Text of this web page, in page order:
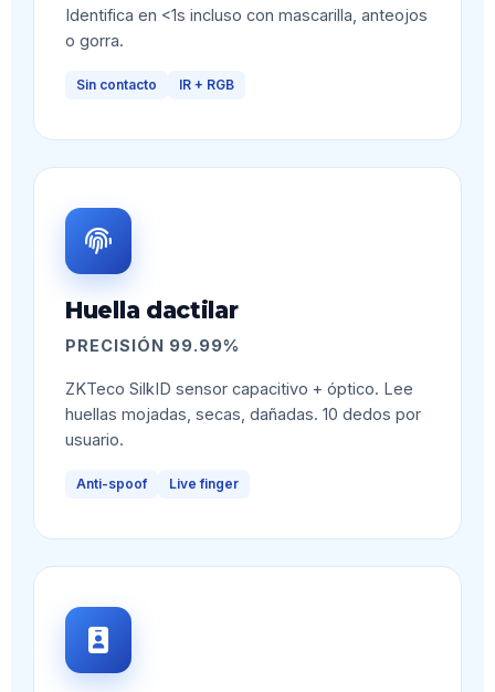
Identifica en <1s incluso con mascarilla, anteojos
o gorra.
Sin contacto IR + RGB
Huella dactilar
PRECISIÓN 99.99%
ZKTeco SilkID sensor capacitivo + óptico. Lee
huellas mojadas, secas, dañadas. 10 dedos por
usuario.
Anti-spoof Live finger